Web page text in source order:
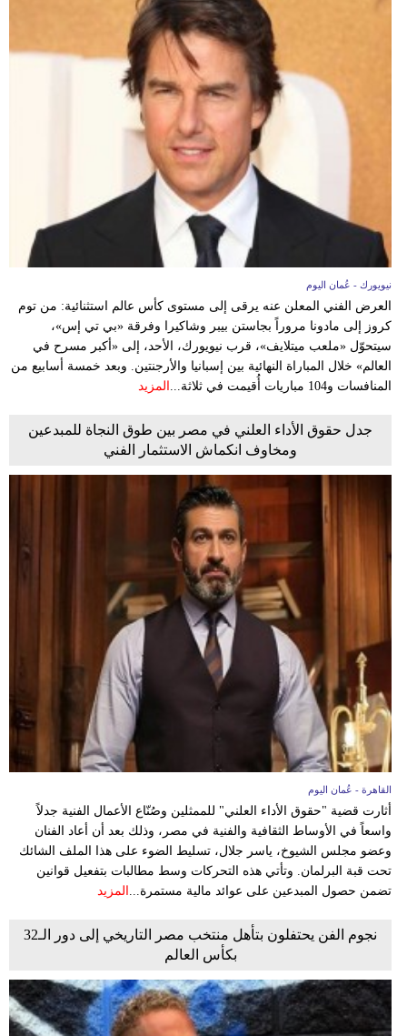
نيويورك - عُمان اليوم
العرض الفني المعلن عنه يرقى إلى مستوى كأس عالم استثنائية: من توم
كروز إلى مادونا مروراً بجاستن بيبر وشاكيرا وفرقة «بي تي إس»،
سيتحوّل «ملعب ميتلايف»، قرب نيويورك، الأحد، إلى «أكبر مسرح في
العالم» خلال المباراة النهائية بين إسبانيا والأرجنتين. وبعد خمسة أسابيع من
المنافسات و104 مباريات أُقيمت في ثلاثة...
المزيد
جدل حقوق الأداء العلني في مصر بين طوق النجاة للمبدعين
ومخاوف انكماش الاستثمار الفني
القاهرة - عُمان اليوم
أثارت قضية "حقوق الأداء العلني" للممثلين وصُنّاع الأعمال الفنية جدلاً
واسعاً في الأوساط الثقافية والفنية في مصر، وذلك بعد أن أعاد الفنان
وعضو مجلس الشيوخ، ياسر جلال، تسليط الضوء على هذا الملف الشائك
تحت قبة البرلمان. وتأتي هذه التحركات وسط مطالبات بتفعيل قوانين
تضمن حصول المبدعين على عوائد مالية مستمرة...
المزيد
نجوم الفن يحتفلون بتأهل منتخب مصر التاريخي إلى دور الـ32
بكأس العالم